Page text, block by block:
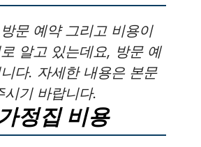
문 예약 그리고 비용이
알고 있는데요, 방문 예
다. 자세한 내용은 본문
시기 바랍니다.
정집 비용